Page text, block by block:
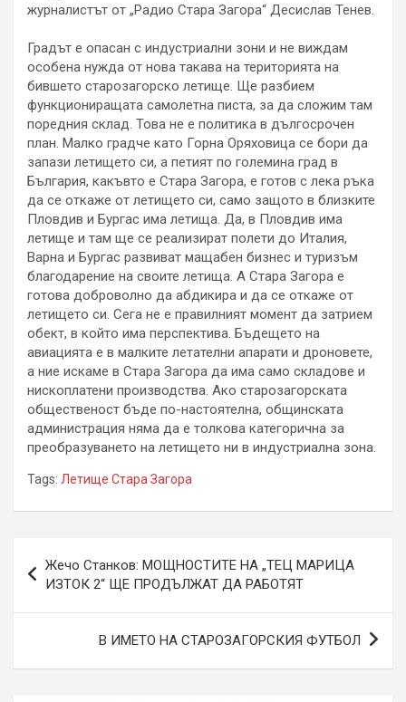
журналистът от „Радио Стара Загора“ Десислав Тенев.
Градът е опасан с индустриални зони и не виждам
особена нужда от нова такава на територията на
бившето старозагорско летище. Ще разбием
функциониращата самолетна писта, за да сложим там
поредния склад. Това не е политика в дългосрочен
план. Малко градче като Горна Оряховица се бори да
запази летището си, а петият по големина град в
България, какъвто е Стара Загора, е готов с лека ръка
да се откаже от летището си, само защото в близките
Пловдив и Бургас има летища. Да, в Пловдив има
летище и там ще се реализират полети до Италия,
Варна и Бургас развиват мащабен бизнес и туризъм
благодарение на своите летища. А Стара Загора е
готова доброволно да абдикира и да се откаже от
летището си. Сега не е правилният момент да затрием
обект, в който има перспектива. Бъдещето на
авиацията е в малките летателни апарати и дроновете,
а ние искаме в Стара Загора да има само складове и
нископлатени производства. Ако старозагорската
общественост бъде по-настоятелна, общинската
администрация няма да е толкова категорична за
преобразуването на летището ни в индустриална зона.
Tags: Летище Стара Загора
Жечо Станков: МОЩНОСТИТЕ НА „ТЕЦ МАРИЦА
ИЗТОК 2“ ЩЕ ПРОДЪЛЖАТ ДА РАБОТЯТ
В ИМЕТО НА СТАРОЗАГОРСКИЯ ФУТБОЛ